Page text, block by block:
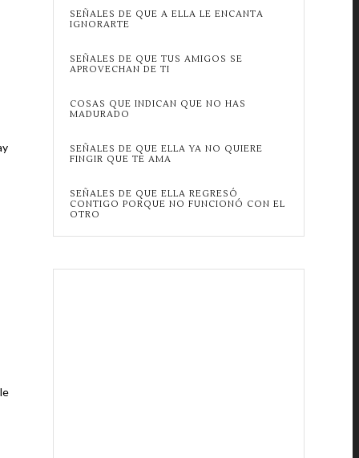
SEÑALES DE QUE A ELLA LE ENCANTA
IGNORARTE
SEÑALES DE QUE TUS AMIGOS SE
APROVECHAN DE TI
COSAS QUE INDICAN QUE NO HAS
MADURADO
SEÑALES DE QUE ELLA YA NO QUIERE
FINGIR QUE TE AMA
SEÑALES DE QUE ELLA REGRESÓ
CONTIGO PORQUE NO FUNCIONÓ CON EL
OTRO